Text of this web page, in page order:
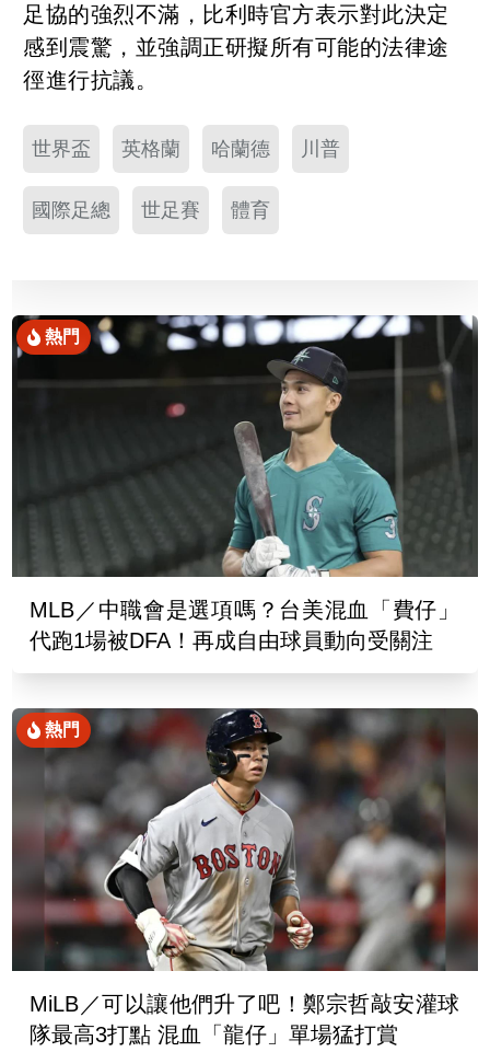
足協的強烈不滿，比利時官方表示對此決定
感到震驚，並強調正研擬所有可能的法律途
徑進行抗議。
世界盃 英格蘭 哈蘭德 川普
國際足總 世足賽 體育
熱門
MLB／中職會是選項嗎？台美混血「費仔」
代跑1場被DFA！再成自由球員動向受關注
熱門
MiLB／可以讓他們升了吧！鄭宗哲敲安灌球
隊最高3打點 混血「龍仔」單場猛打賞